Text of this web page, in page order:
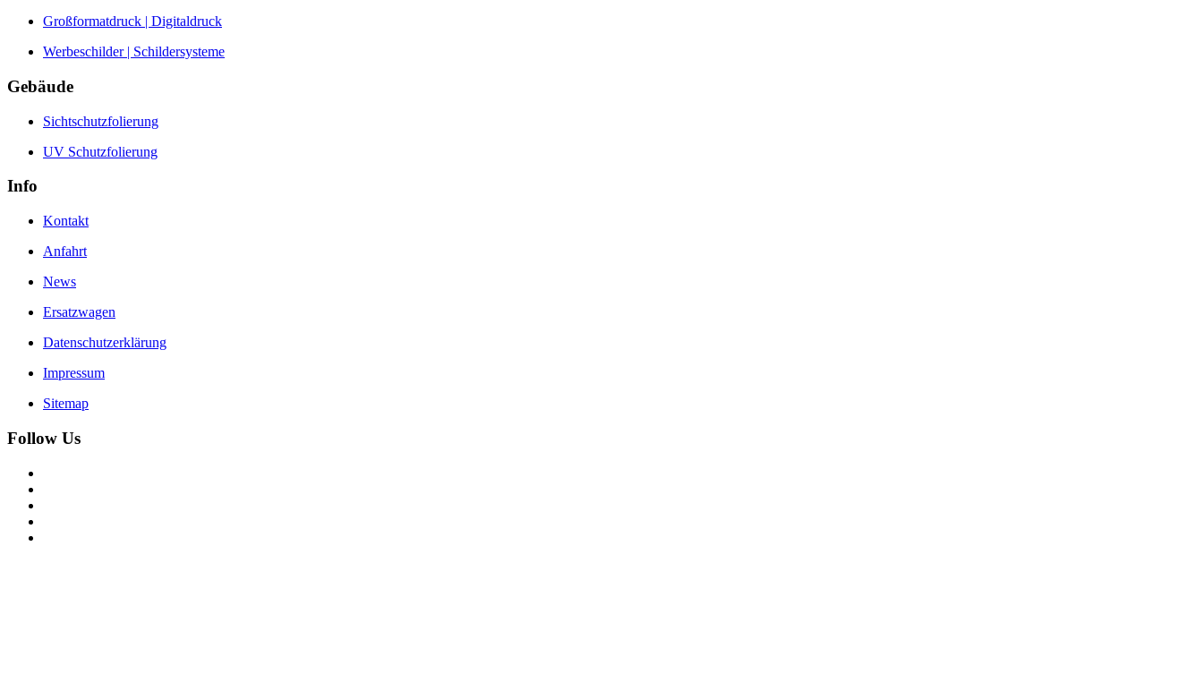
Großformatdruck | Digitaldruck
Werbeschilder | Schildersysteme
Gebäude
Sichtschutzfolierung
UV Schutzfolierung
Info
Kontakt
Anfahrt
News
Ersatzwagen
Datenschutzerklärung
Impressum
Sitemap
Follow Us